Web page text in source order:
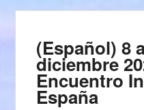
(Español) 8
diciembre
Encuentro
España